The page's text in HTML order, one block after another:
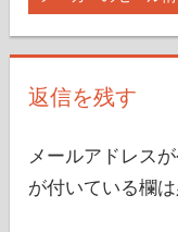
ビ
ゲ
ー
ョ
記
返信を残す
メールアドレス
が付いている欄